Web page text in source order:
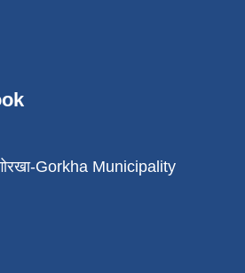
Gorkha Municipality